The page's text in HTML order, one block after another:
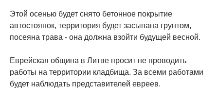
Этой осенью будет снято бетонное покрытие
автостоянок, территория будет засыпана грунтом,
посеяна трава - она должна взойти будущей весной.
Еврейская община в Литве просит не проводить
работы на территории кладбища. За всеми работами
будет наблюдать представителей евреев.